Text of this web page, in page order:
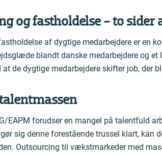
og fastholdelse - to sider
af dygtige medarbejdere er en
blandt danske medarbejdere og
at de dygtige medarbejdere skifter job, der
EAPM forudser en mangel på talentfuld
sig denne forestående trussel klart, kan
Outsourcing til vækstmarkeder med